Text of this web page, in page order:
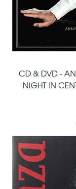
CD & DVD -
NIGHT IN